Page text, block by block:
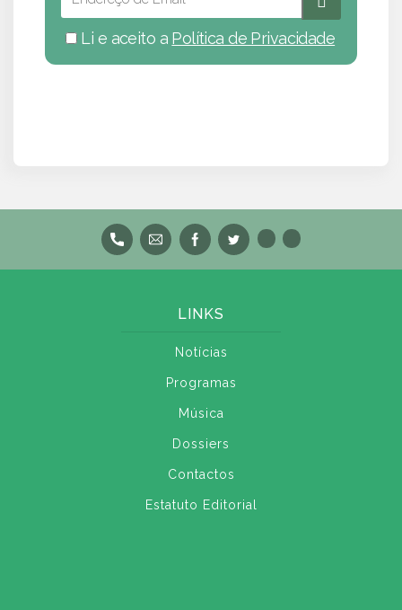
Li e aceito a Política de Privacidade
LINKS
Notícias
Programas
Música
Dossiers
Contactos
Estatuto Editorial